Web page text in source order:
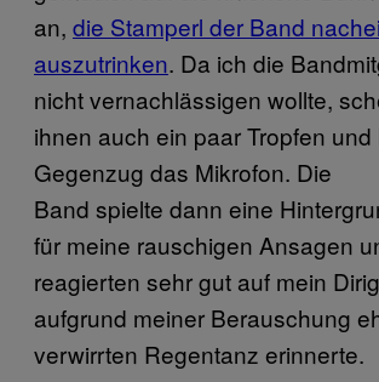
an, die Stamperl der Band
auszutrinken. Da ich die
nicht vernachlässigen wollte,
ihnen auch ein paar Tropfen und
Gegenzug das Mikrofon. Die
Band spielte dann eine
für meine rauschigen Ansagen
reagierten sehr gut auf mein
aufgrund meiner Berauschung
verwirrten Regentanz erinnerte.